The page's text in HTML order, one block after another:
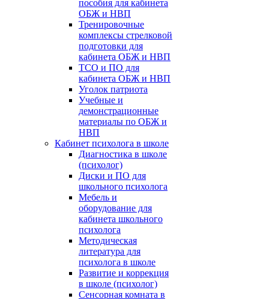
пособия для кабинета
ОБЖ и НВП
Тренировочные
комплексы стрелковой
подготовки для
кабинета ОБЖ и НВП
ТСО и ПО для
кабинета ОБЖ и НВП
Уголок патриота
Учебные и
демонстрационные
материалы по ОБЖ и
НВП
Кабинет психолога в школе
Диагностика в школе
(психолог)
Диски и ПО для
школьного психолога
Мебель и
оборудование для
кабинета школьного
психолога
Методическая
литература для
психолога в школе
Развитие и коррекция
в школе (психолог)
Сенсорная комната в